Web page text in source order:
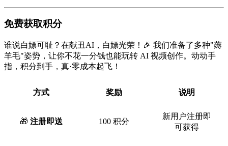
免费获取积分
谁说白嫖可耻？在献丑AI，白嫖光荣！🎉 我们准备了多种"薅
羊毛"姿势，让你不花一分钱也能玩转 AI 视频创作。动动手
指，积分到手，真·零成本起飞！
方式 奖励 说明
🎁 注册即送 100 积分
新用户注册即
可获得